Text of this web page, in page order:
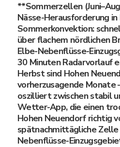
**Sommerzellen
Nässe-Herausforderung
Sommerkonvektion:
über flachem nördlichen
Elbe-Nebenflüsse-
30 Minuten Radarvorlauf
Herbst sind Hohen
vorherzusagende
oszilliert zwischen stabil
Wetter-App, die einen
Hohen Neuendorf richtig
spätnachmittägliche
Nebenflüsse-